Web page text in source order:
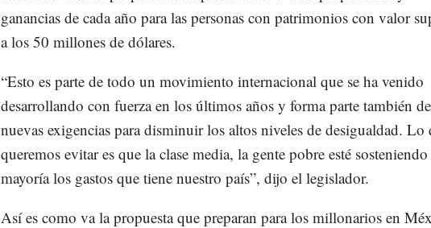
ganancias de cada año para las personas con patrimonios con valor
a los 50 millones de dólares.
“Esto es parte de todo un movimiento internacional que se ha venido
desarrollando con fuerza en los últimos años y forma parte también de
nuevas exigencias para disminuir los altos niveles de desigualdad. Lo
queremos evitar es que la clase media, la gente pobre esté sosteniendo
mayoría los gastos que tiene nuestro país”, dijo el legislador.
Así es como va la propuesta que preparan para los millonarios en